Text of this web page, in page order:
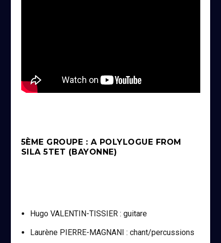
5ÈME GROUPE : A POLYLOGUE FROM
SILA 5TET (BAYONNE)
Hugo VALENTIN-TISSIER : guitare
Laurène PIERRE-MAGNANI : chant/percussions